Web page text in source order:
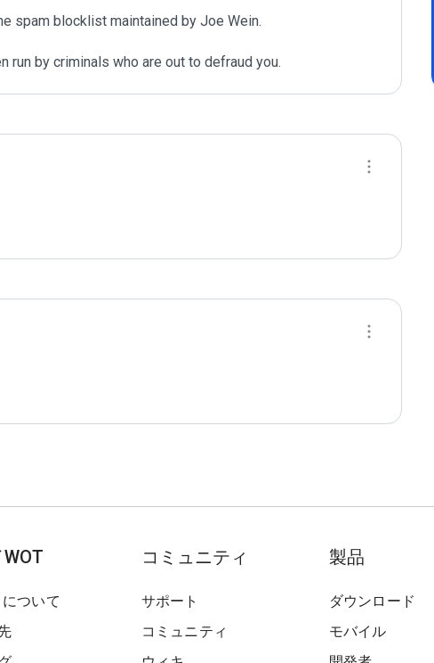
spam blocklist maintained by Joe Wein.
run by criminals who are out to defraud you.
について
コミュニティ
サポート
コミュニティ
製品
ダウンロード
モバイル